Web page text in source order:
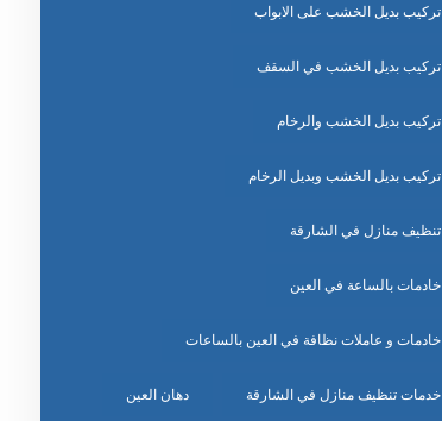
تركيب بديل الخشب على الابواب
تركيب بديل الخشب في السقف
تركيب بديل الخشب والرخام
تركيب بديل الخشب وبديل الرخام
تنظيف منازل في الشارقة
خادمات بالساعة في العين
خادمات و عاملات نظافة في العين بالساعات
خدمات تنظيف منازل في الشارقة دهان العين